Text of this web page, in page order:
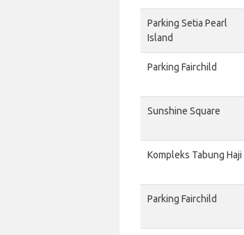
Parking Setia Pearl
Island
Parking Fairchild
Sunshine Square
Kompleks Tabung Haji
Parking Fairchild